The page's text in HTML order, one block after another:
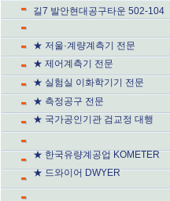
길7 발안현대공구타운 502-104
★ 저울·계량계측기 전문
★ 제어계측기 전문
★ 실험실 이화학기기 전문
★ 측정공구 전문
★ 국가공인기관 검교정 대행
★ 한국유량계공업 KOMETER
★ 드와이어 DWYER